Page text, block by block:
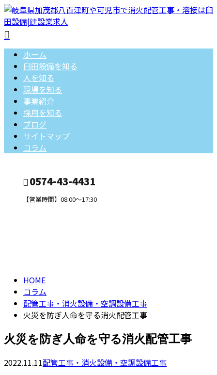
ホーム
臼田設備を知る
人を知る
現場を知る
事業紹介
採用を知る
ブログ
サイトマップ
コラム
0574-43-4431
【営業時間】08:00～17:30
HOME
コラム
配管工事・消火設備・空調設備工事
火災を防ぎ人命を守る消火配管工事
火災を防ぎ人命を守る消火配管工事
2022.11.11配管工事・消火設備・空調設備工事